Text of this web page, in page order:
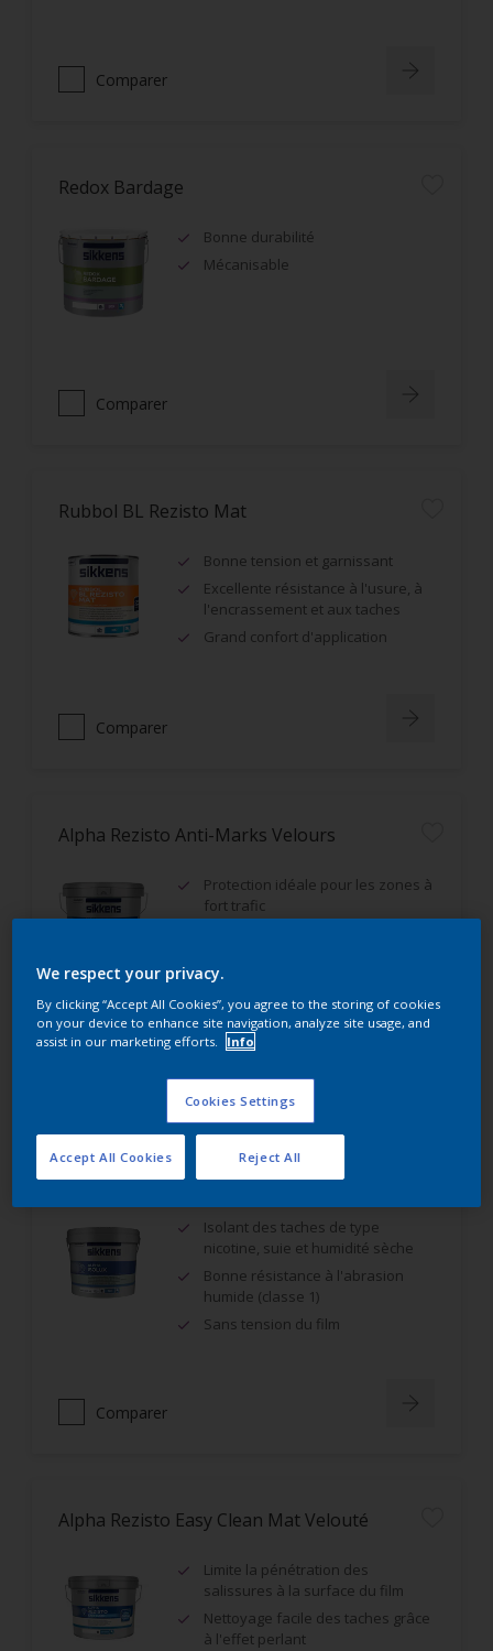
Comparer
Redox Bardage
Bonne durabilité
Mécanisable
Comparer
Rubbol BL Rezisto Mat
Bonne tension et garnissant
Excellente résistance à l'usure, à
l'encrassement et aux taches
Grand confort d'application
Comparer
Alpha Rezisto Anti-Marks Velours
Protection idéale pour les zones à
fort trafic
Très bon rendement
Alpha Isolux
Isolant des taches de type
nicotine, suie et humidité sèche
Bonne résistance à l'abrasion
humide (classe 1)
Sans tension du film
Comparer
Alpha Rezisto Easy Clean Mat Velouté
Limite la pénétration des
salissures à la surface du film
Nettoyage facile des taches grâce
à l'effet perlant
We respect your privacy.
By clicking “Accept All Cookies”, you agree to the storing of cookies
on your device to enhance site navigation, analyze site usage, and
assist in our marketing efforts.
Info
Cookies Settings
Reject All
Accept All Cookies